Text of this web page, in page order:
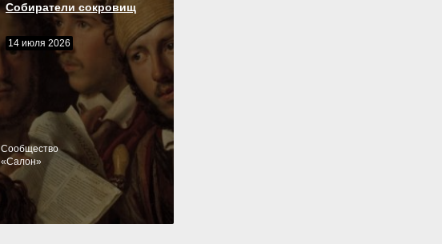
Собиратели сокровищ
14 июля 2026
Cообщество
«Салон»